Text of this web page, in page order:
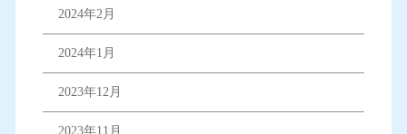
2024年2月
2024年1月
2023年12月
2023年11月